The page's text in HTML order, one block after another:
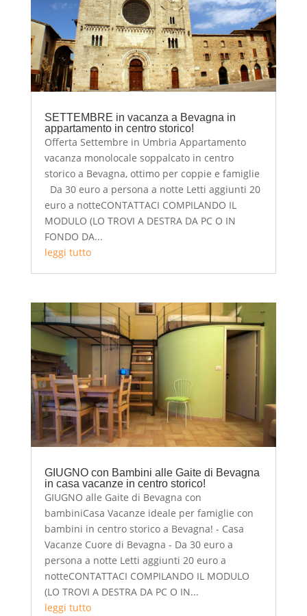
SETTEMBRE in vacanza a Bevagna in
appartamento in centro storico!
Offerta Settembre in Umbria Appartamento
vacanza monolocale soppalcato in centro
storico a Bevagna, ottimo per coppie e famiglie
Da 30 euro a persona a notte Letti aggiunti 20
euro a notteCONTATTACI COMPILANDO IL
MODULO (LO TROVI A DESTRA DA PC O IN
FONDO DA...
leggi tutto
GIUGNO con Bambini alle Gaite di Bevagna
in casa vacanze in centro storico!
GIUGNO alle Gaite di Bevagna con
bambiniCasa Vacanze ideale per famiglie con
bambini in centro storico a Bevagna! - Casa
Vacanze Cuore di Bevagna - Da 30 euro a
persona a notte Letti aggiunti 20 euro a
notteCONTATTACI COMPILANDO IL MODULO
(LO TROVI A DESTRA DA PC O IN...
leggi tutto